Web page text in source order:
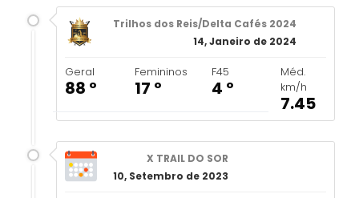
Trilhos dos Reis/Delta Cafés 2024
14, Janeiro de 2024
Geral
88 º
Femininos
17 º
F45
4 º
Méd.
km/h
7.45
X TRAIL DO SOR
10, Setembro de 2023